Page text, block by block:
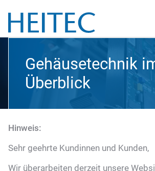
Gehäusetechnik
Überblick
Hinweis:
Sehr geehrte Kundinnen und Kunden,
Wir überarbeiten derzeit unsere